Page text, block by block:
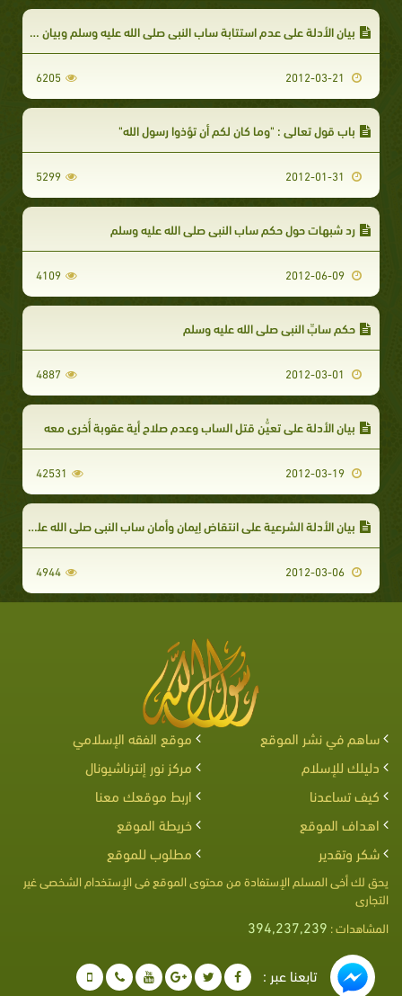
بيان الأدلة على عدم استتابة ساب النبي صلى الله عليه وسلم وبيان حكمه إن تاب
6205
باب قول تعالى : "وما كان لكم أن تؤذوا رسول الله"
5299
رد شبهات حول حكم ساب النبي صلى الله عليه وسلم
4109
حكم سابِّ النبي صلى الله عليه وسلم
4887
بيان الأدلة على تعيُّن قتل الساب وعدم صلاح أية عقوبة أُخرى معه
42531
بيان الأدلة الشرعية على انتقاض إيمان وأمان ساب النبي صلى الله عليه وسلم ووجوب قتله _ الجزء الثاني
4944
ساهم في نشر الموقع
موقع الفقه الإسلامي
دليلك للإسلام
مركز نور إنترناشيونال
كيف تساعدنا
اربط موقعك معنا
اهداف الموقع
خريطة الموقع
شكر وتقدير
مطلوب للموقع
يحق لك أخى المسلم الإستفادة من محتوى الموقع فى الإستخدام الشخصى غير
التجارى
المشاهدات : 394,237,239
تابعنا عبر :